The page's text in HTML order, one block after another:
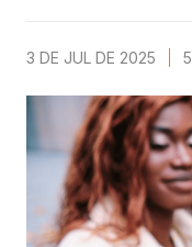
3 DE JUL DE 2025 5